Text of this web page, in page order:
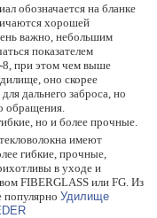
обозначается на бланке
хорошей
важно, небольшим
показателем
8, при этом чем выше
оно скорее
дальнего заброса, но
обращения.
но и более прочные.
имеют
гибкие, прочные,
в уходе и
FIBERGLASS или FG. Из
популярноУдилище